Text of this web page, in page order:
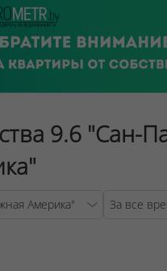
9.6 "Сан-